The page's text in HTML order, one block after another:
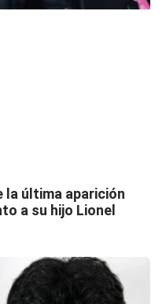
la última aparición
a su hijo Lionel